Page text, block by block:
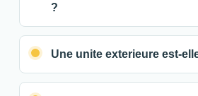
?
Une unite exterieure est-